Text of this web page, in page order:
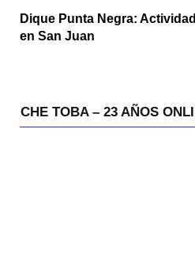
Dique Punta Negra:
en San Juan
CHE TOBA – 23 AÑOS